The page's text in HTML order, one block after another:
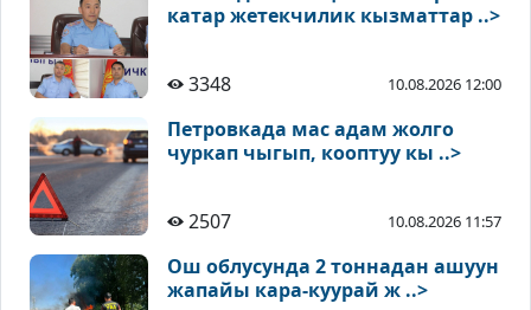
катар жетекчилик кызматтар ..>
3348 10.08.2026 12:00
Петровкада мас адам жолго
чуркап чыгып, кооптуу кы ..>
2507 10.08.2026 11:57
Ош облусунда 2 тоннадан ашуун
жапайы кара-куурай ж ..>